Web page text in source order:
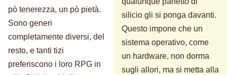
pò tenerezza, un pò pietà.
Sono generi
completamente diversi, del
resto, e tanti tizi
preferiscono i loro RPG in
silicio gli si ponga davanti.
Questo impone che un
sistema operativo, come
un hardware, non dorma
sugli allori, ma si metta alla